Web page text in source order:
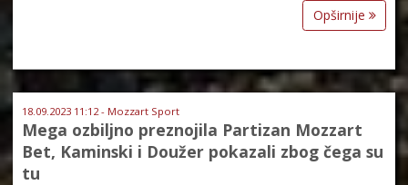
Opširnije
18.09.2023 11:12 - Mozzart Sport
Mega ozbiljno preznojila Partizan Mozzart
Bet, Kaminski i Doužer pokazali zbog čega su
tu